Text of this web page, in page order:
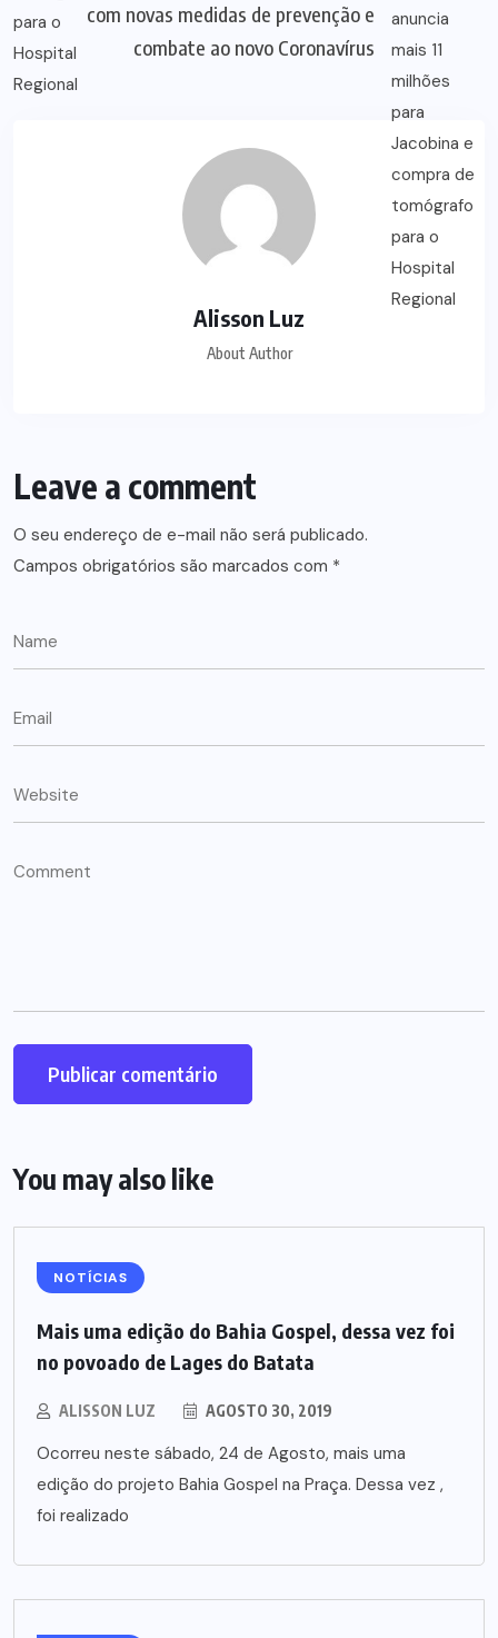
com novas medidas de prevenção e
combate ao novo Coronavírus
Alisson Luz
About Author
Leave a comment
O seu endereço de e-mail não será publicado.
Campos obrigatórios são marcados com *
You may also like
NOTÍCIAS
Mais uma edição do Bahia Gospel, dessa vez foi
no povoado de Lages do Batata
ALISSON LUZ AGOSTO 30, 2019
Ocorreu neste sábado, 24 de Agosto, mais uma
edição do projeto Bahia Gospel na Praça. Dessa vez ,
foi realizado